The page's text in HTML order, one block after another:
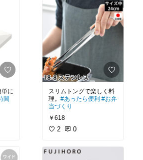
に
間
スリムトングで楽しく料
理。 #あったら便利 #お弁
当づくり
￥618
2 0